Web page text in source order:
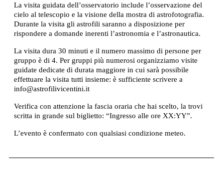
La visita guidata dell’osservatorio include l’osservazione del
cielo al telescopio e la visione della mostra di astrofotografia.
Durante la visita gli astrofili saranno a disposizione per
rispondere a domande inerenti l’astronomia e l’astronautica.
La visita dura 30 minuti e il numero massimo di persone per
gruppo è di 4. Per gruppi più numerosi organizziamo visite
guidate dedicate di durata maggiore in cui sarà possibile
effettuare la visita tutti insieme: è sufficiente scrivere a
info@astrofilivicentini.it
Verifica con attenzione la fascia oraria che hai scelto, la trovi
scritta in grande sul biglietto: “Ingresso alle ore XX:YY”.
L’evento è confermato con qualsiasi condizione meteo.